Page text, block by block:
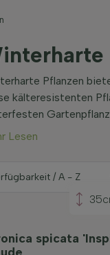
Pflanzen
kälteresistenten
Lesen
spicata